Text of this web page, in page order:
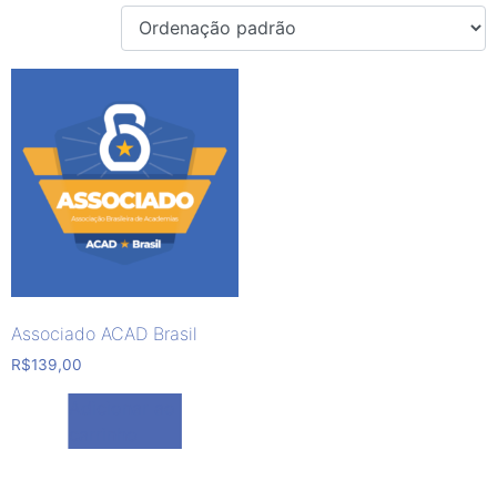
Associado ACAD Brasil
R$139,00